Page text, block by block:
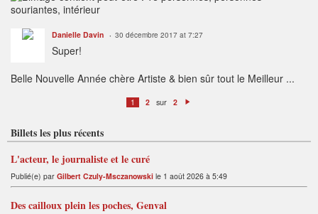
Danielle Davin 30 décembre 2017 at 7:27
Super!
Belle Nouvelle Année chère Artiste & bien sûr tout le Meilleur ...
1 2 sur 2
t
Billets les plus récents
L'acteur, le journaliste et le curé
Publié(e) par Gilbert Czuly-Msczanowski le 1 août 2026 à 5:49
Des cailloux plein les poches, Genval